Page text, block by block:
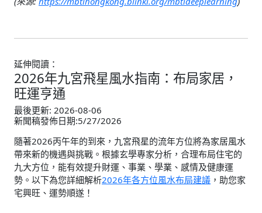
延伸閱讀：
2026年九宮飛星風水指南：布局家居，
旺運亨通
最後更新: 2026-08-06
新聞稿發佈日期:5/27/2026
隨著2026丙午年的到來，九宮飛星的流年方位將為家居風水
帶來新的機遇與挑戰。根據玄學專家分析，合理布局住宅的
九大方位，能有效提升財運、事業、學業、感情及健康運
勢。以下為您詳細解析2026年各方位風水布局建議 ，助您家
宅興旺、運勢順遂！